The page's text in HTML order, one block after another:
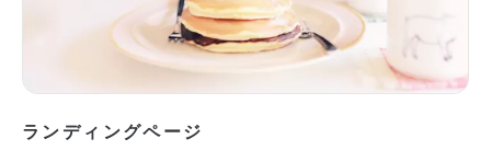
ランディングページ